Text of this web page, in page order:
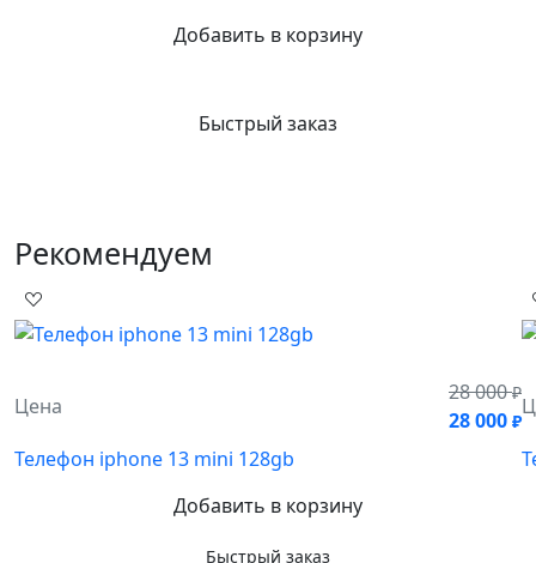
Добавить в корзину
Быстрый заказ
Рекомендуем
Цена
28 000₽
28 000 ₽
Телефон iphone 13 mini 128gb
Добавить в корзину
Быстрый заказ